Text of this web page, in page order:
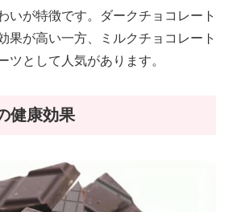
いが特徴です。ダークチョコレート
果が高い一方、ミルクチョコレート
ツとして人気があります。
健康効果